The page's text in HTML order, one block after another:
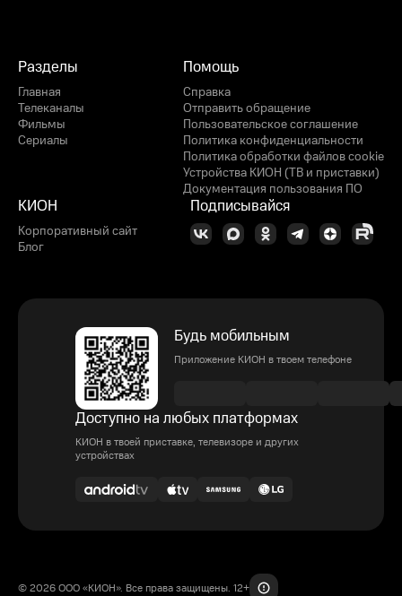
Разделы
Главная
Телеканалы
Фильмы
Сериалы
Помощь
Справка
Отправить обращение
Пользовательское соглашение
Политика конфиденциальности
Политика обработки файлов cookie
Устройства КИОН (ТВ и приставки)
Документация пользования ПО
КИОН
Корпоративный сайт
Блог
Подписывайся
Будь мобильным
Приложение КИОН в твоем телефоне
Доступно на любых платформах
КИОН в твоей приставке, телевизоре и других
устройствах
© 2026 ООО «КИОН». Все права защищены. 12+